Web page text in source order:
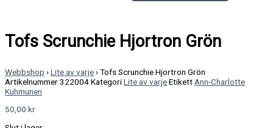
Tofs Scrunchie Hjortron Grön
Webbshop ›Lite av varje›Tofs Scrunchie Hjortron Grön
Artikelnummer322004KategoriLite av varjeEtikett Ann-Charlotte
Kuhmunen
50,00 kr